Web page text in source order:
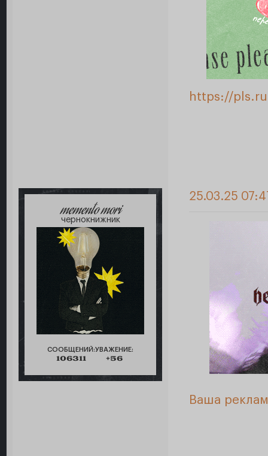
https://
memento mori
чернокнижник
СООБЩЕНИЙ:
106311
УВАЖЕНИЕ:
+56
25.03.25
Ваша